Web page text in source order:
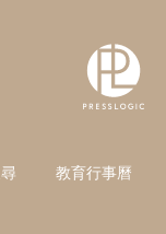
教育行事曆